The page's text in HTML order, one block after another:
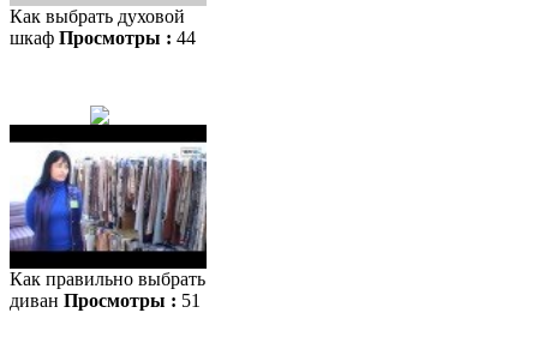
Как выбрать духовой
шкаф Просмотры : 44
Как правильно выбрать
диван Просмотры : 51